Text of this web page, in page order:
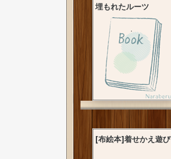
埋もれたルーツ
[布絵本]着せかえ遊び